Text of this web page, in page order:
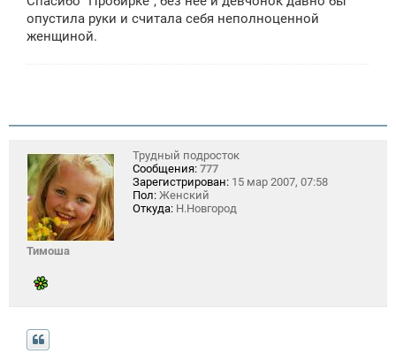
опустила руки и считала себя неполноценной
женщиной.
Тимоша
Трудный подросток
Сообщения: 777
Зарегистрирован: 15 мар 2007, 07:58
Пол: Женский
Откуда: Н.Новгород